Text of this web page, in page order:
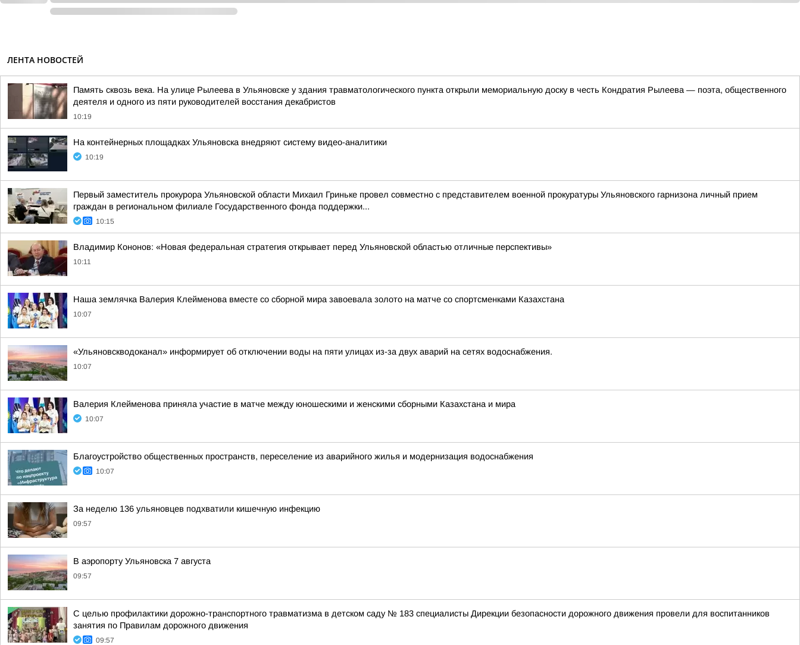
ЛЕНТА НОВОСТЕЙ
Память сквозь века. На улице Рылеева в Ульяновске у здания травматологического пункта открыли мемориальную доску в честь Кондратия Рылеева — поэта, общественного
деятеля и одного из пяти руководителей восстания декабристов
10:19
На контейнерных площадках Ульяновска внедряют систему видео-аналитики
10:19
Первый заместитель прокурора Ульяновской области Михаил Гриньке провел совместно с представителем военной прокуратуры Ульяновского гарнизона личный прием
граждан в региональном филиале Государственного фонда поддержки...
10:15
Владимир Кононов: «Новая федеральная стратегия открывает перед Ульяновской областью отличные перспективы»
10:11
Наша землячка Валерия Клейменова вместе со сборной мира завоевала золото на матче со спортсменками Казахстана
10:07
«Ульяновскводоканал» информирует об отключении воды на пяти улицах из-за двух аварий на сетях водоснабжения.
10:07
Валерия Клейменова приняла участие в матче между юношескими и женскими сборными Казахстана и мира
10:07
Благоустройство общественных пространств, переселение из аварийного жилья и модернизация водоснабжения
10:07
За неделю 136 ульяновцев подхватили кишечную инфекцию
09:57
В аэропорту Ульяновска 7 августа
09:57
С целью профилактики дорожно-транспортного травматизма в детском саду № 183 специалисты Дирекции безопасности дорожного движения провели для воспитанников
занятия по Правилам дорожного движения
09:57